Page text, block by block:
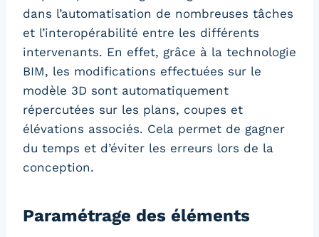
dans l’automatisation de nombreuses tâches
et l’interopérabilité entre les différents
intervenants. En effet, grâce à la technologie
BIM, les modifications effectuées sur le
modèle 3D sont automatiquement
répercutées sur les plans, coupes et
élévations associés. Cela permet de gagner
du temps et d’éviter les erreurs lors de la
conception.
Paramétrage des éléments